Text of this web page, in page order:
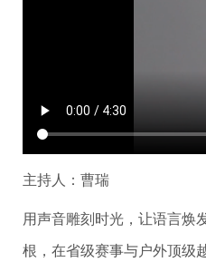
主持人：曹瑞
用声音雕刻时光，让语言焕
根，在省级赛事与户外顶级